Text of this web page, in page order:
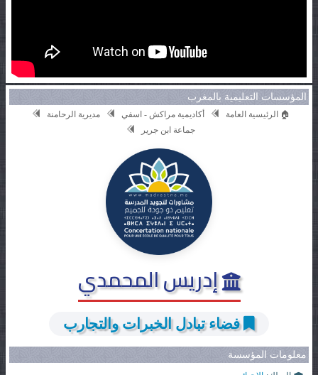
المؤسسات التعليمية بالمغرب
🏠 الرئيسية العامة أكاديمية مراكش - اسفي
مديرية الرحامنة
جماعة ابن جرير
إدريس المحمدي
فضاء تبادل الخبرات والتجارب
معلومات المؤسسة